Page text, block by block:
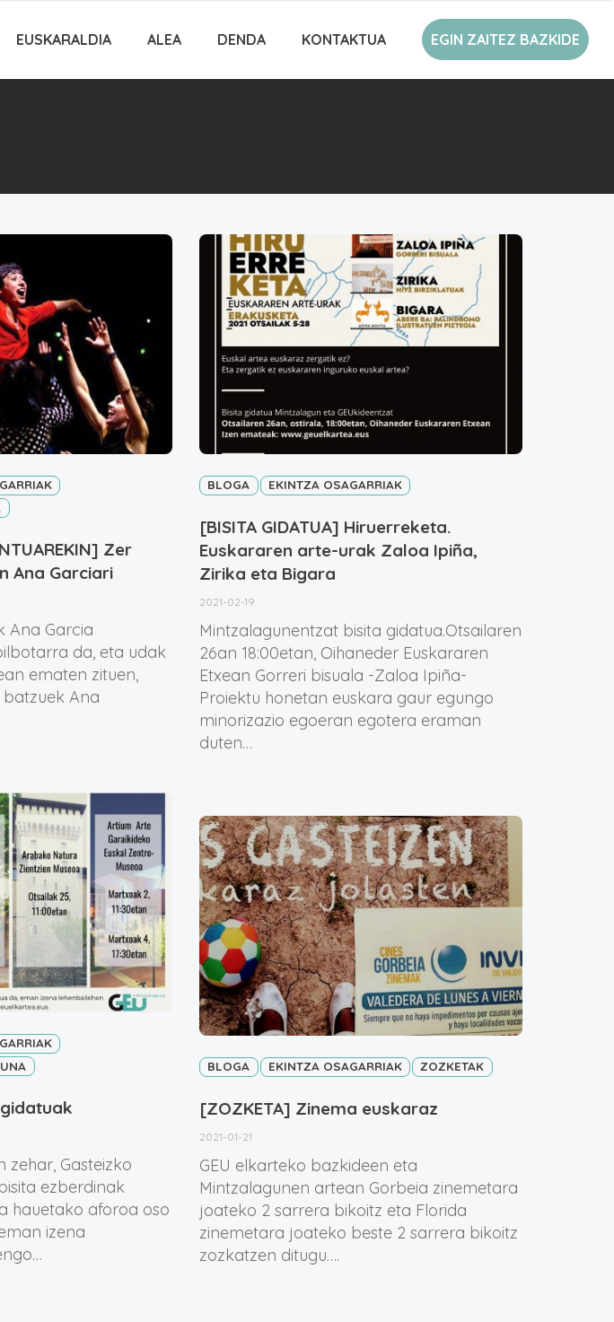
EUSKARALDIA ALEA DENDA KONTAKTUA EGIN ZAITEZ BAZKIDE
Zer
Ana Garciari
Ana Garcia
da, eta udak
ematen zituen,
Ana
BLOGA EKINTZA OSAGARRIAK
[BISITA GIDATUA] Hiruerreketa.
Euskararen arte-urak Zaloa Ipiña,
Zirika eta Bigara
2021-02-19
Mintzalagunentzat bisita gidatua.Otsailaren
26an 18:00etan, Oihaneder Euskararen
Etxean Gorreri bisuala -Zaloa Ipiña-
Proiektu honetan euskara gaur egungo
minorizazio egoeran egotera eraman
duten…
zehar, Gasteizko
ezberdinak
hauetako aforoa oso
izena
BLOGA EKINTZA OSAGARRIAK ZOZKETAK
[ZOZKETA] Zinema euskaraz
2021-01-21
GEU elkarteko bazkideen eta
Mintzalagunen artean Gorbeia zinemetara
joateko 2 sarrera bikoitz eta Florida
zinemetara joateko beste 2 sarrera bikoitz
zozkatzen ditugu….